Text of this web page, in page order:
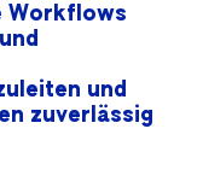
Workflows
und
zuverlässig